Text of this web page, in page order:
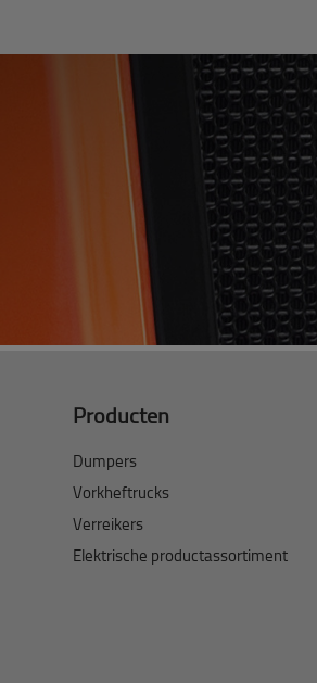
Producten
Dumpers
Vorkheftrucks
Verreikers
Elektrische productassortiment